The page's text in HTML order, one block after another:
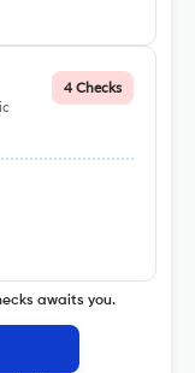
4 Checks
awaits you.